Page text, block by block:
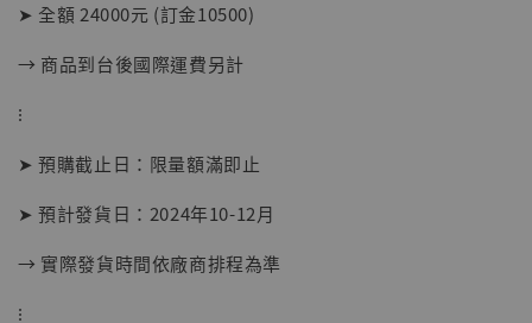
NT$ 4,980
NT$ 5,300
➤ 全額 24000元 (訂金10500)
→ 商品到台後國際運費另計
⁝
➤ 預購截止日：限量額滿即止
➤ 預計發貨日：2024年10-12月
→ 實際發貨時間依廠商排程為準
⁝